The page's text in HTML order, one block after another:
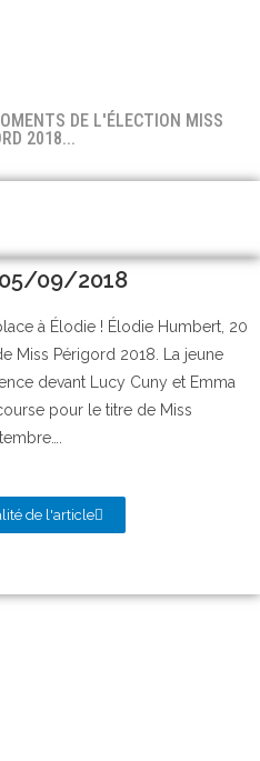
DE L'ÉLECTION MISS
2018...
09/2018
à Élodie ! Élodie Humbert, 20
Miss Périgord 2018. La jeune
devant Lucy Cuny et Emma
pour le titre de Miss
de l'article